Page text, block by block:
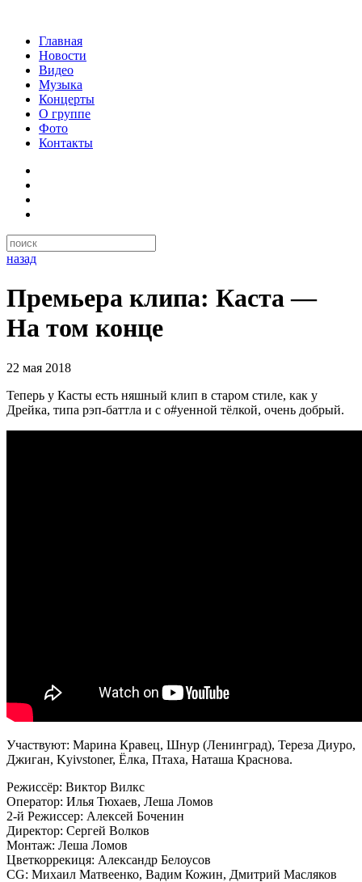
Главная
Новости
Видео
Музыка
Концерты
О группе
Фото
Контакты
назад
Премьера клипа: Каста —
На том конце
22 мая 2018
Теперь у Касты есть няшный клип в старом стиле, как у
Дрейка, типа рэп-баттла и с о#уенной тёлкой, очень добрый.
Участвуют: Марина Кравец, Шнур (Ленинград), Тереза Диуро,
Джиган, Kyivstoner, Ёлка, Птаха, Наташа Краснова.
Режиссёр: Виктор Вилкс
Оператор: Илья Тюхаев, Леша Ломов
2-й Режиссер: Алексей Боченин
Директор: Сергей Волков
Монтаж: Леша Ломов
Цветкоррекиця: Александр Белоусов
CG: Михаил Матвеенко, Вадим Кожин, Дмитрий Масляков